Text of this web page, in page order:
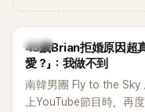
韓星
45歲Brian拒婚原因超
愛？」：我做不到
南韓男團 Fly to the Sky
上YouTube節目時，再